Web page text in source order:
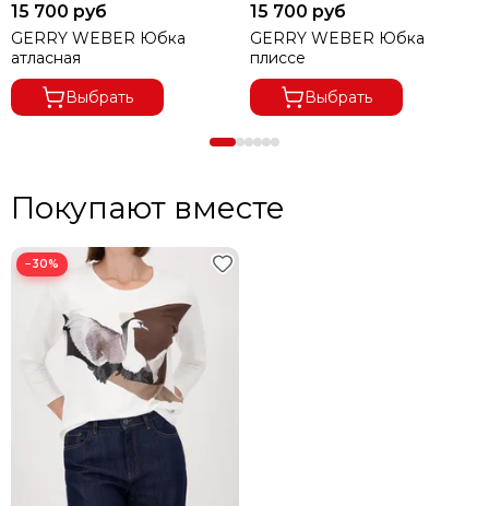
15 700 руб
GERRY WEBER Юбка
атласная
Выбрать
15 700 руб
GERRY WEBER Юбка
плиссе
Выбрать
Покупают вместе
−30%